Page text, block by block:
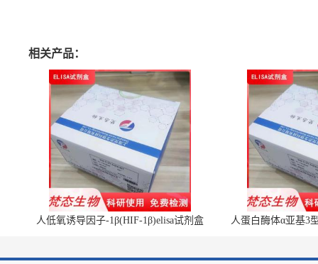
相关产品：
人低氧诱导因子-1β(HIF-1β)elisa试剂盒 人蛋白酶体α亚基3